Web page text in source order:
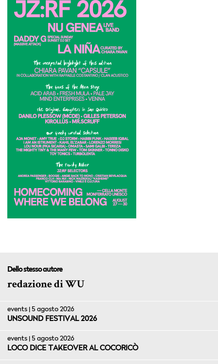
Dello stesso autore
redazione di WU
events | 5 agosto 2026
UNSOUND FESTIVAL 2026
events | 5 agosto 2026
LOCO DICE TAKEOVER AL COCORICÒ